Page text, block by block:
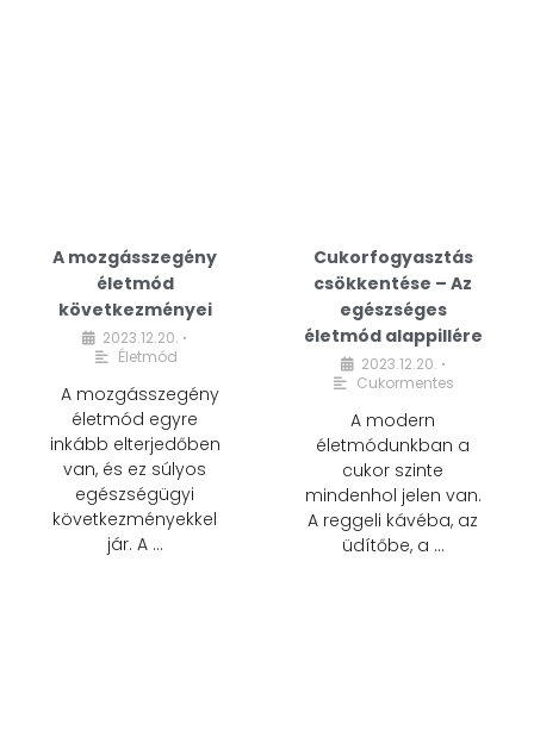
A mozgásszegény
életmód
következményei
2023.12.20. •
Életmód
A mozgásszegény
életmód egyre
inkább elterjedőben
van, és ez súlyos
egészségügyi
következményekkel
jár. A …
Cukorfogyasztás
csökkentése – Az
egészséges
életmód alappillére
2023.12.20. •
Cukormentes
A modern
életmódunkban a
cukor szinte
mindenhol jelen van.
A reggeli kávéba, az
üdítőbe, a …